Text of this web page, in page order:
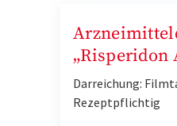
„Risperidon
Darreichung:
Rezeptpflichtig